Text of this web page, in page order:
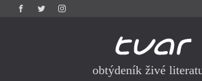
obtýdeník živé